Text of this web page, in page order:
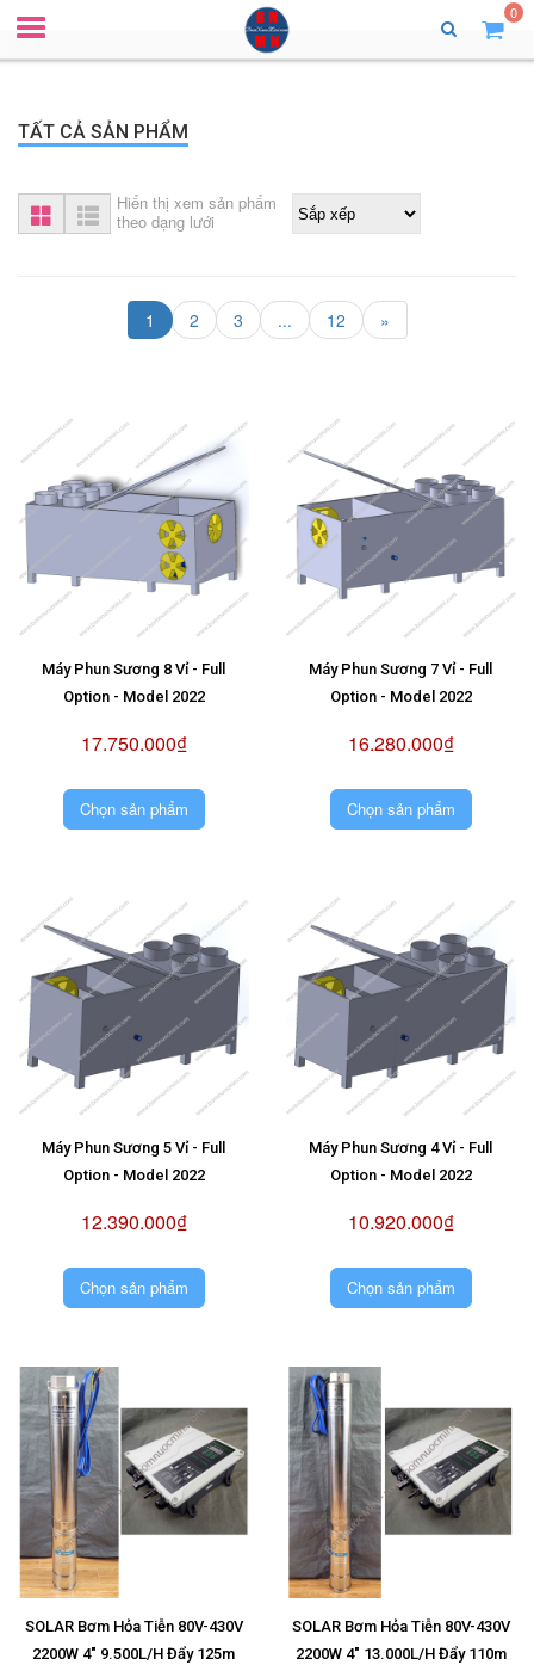
0
TẤT CẢ SẢN PHẨM
Hiển thị xem sản phẩm
theo dạng lưới
1 2 3 ... 12 »
Máy Phun Sương 8 Vỉ - Full
Option - Model 2022
17.750.000₫
Chọn sản phẩm
Máy Phun Sương 7 Vỉ - Full
Option - Model 2022
16.280.000₫
Chọn sản phẩm
Máy Phun Sương 5 Vỉ - Full
Option - Model 2022
12.390.000₫
Chọn sản phẩm
Máy Phun Sương 4 Vỉ - Full
Option - Model 2022
10.920.000₫
Chọn sản phẩm
SOLAR Bơm Hỏa Tiễn 80V-430V
2200W 4" 9.500L/H Đẩy 125m
SOLAR Bơm Hỏa Tiễn 80V-430V
2200W 4" 13.000L/H Đẩy 110m